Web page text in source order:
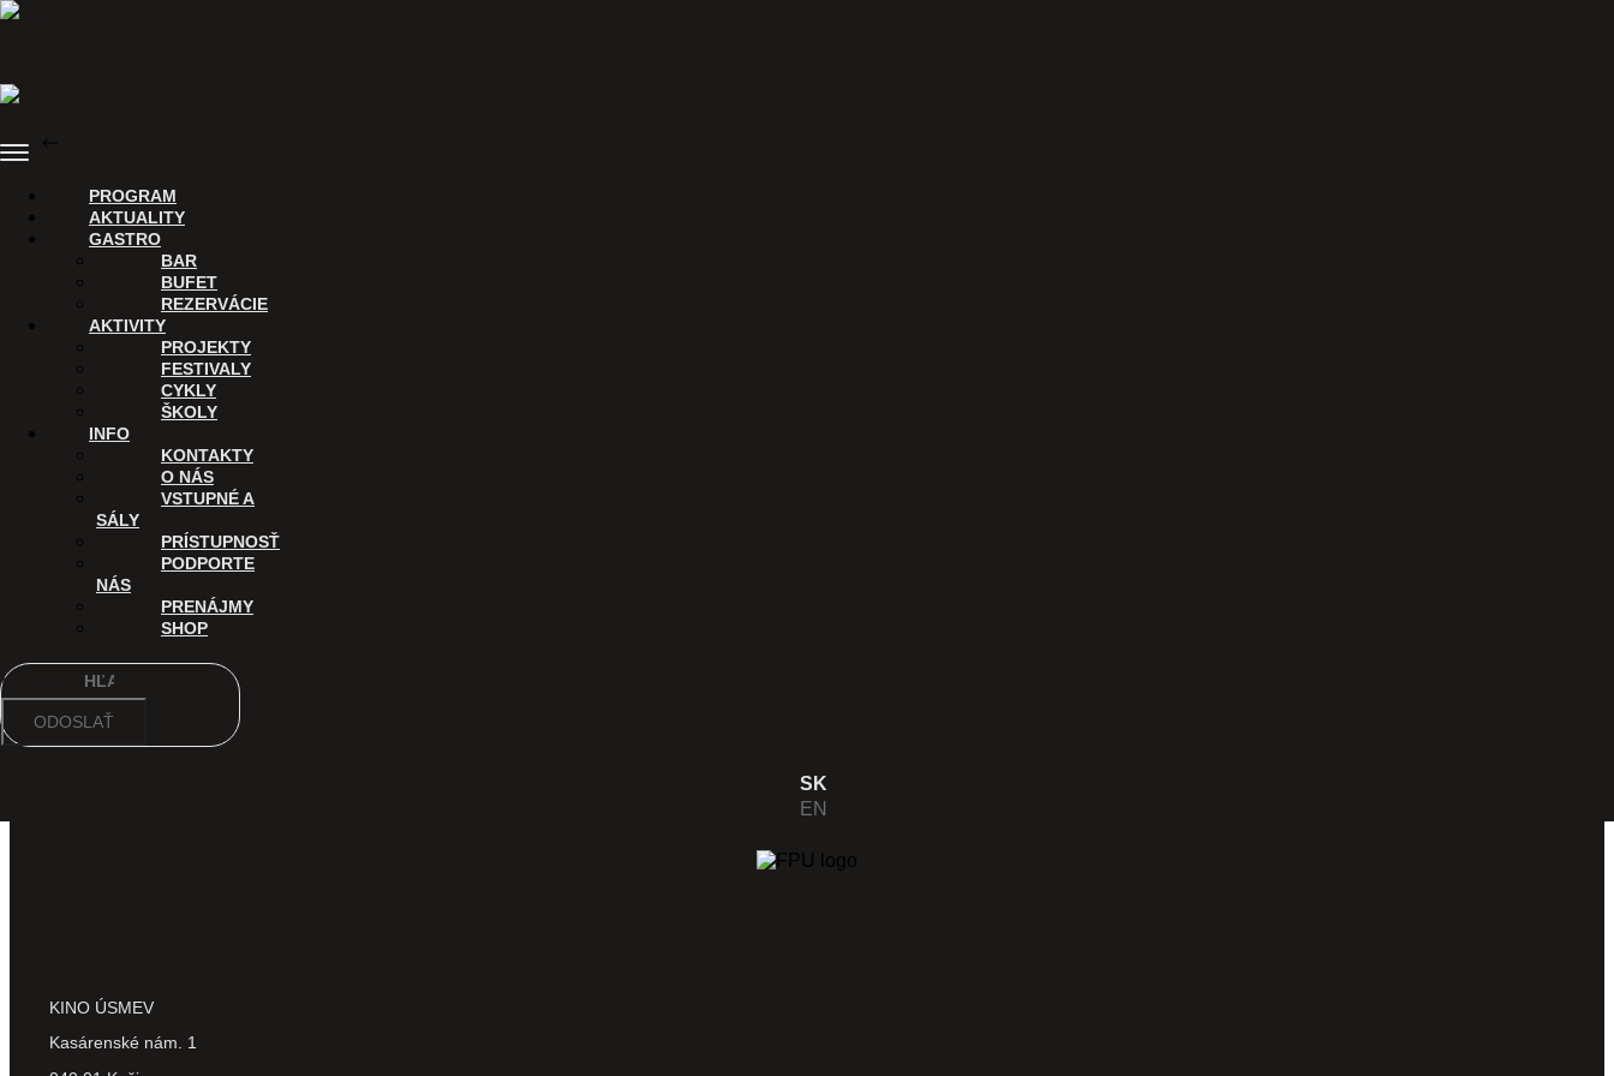
Preskočiť
Menu
PROGRAM
AKTUALITY
GASTRO
BAR
BUFET
REZERVÁCIE
AKTIVITY
PROJEKTY
FESTIVALY
CYKLY
ŠKOLY
INFO
KONTAKTY
O NÁS
VSTUPNÉ A
SÁLY
PRÍSTUPNOSŤ
PODPORTE
NÁS
PRENÁJMY
SHOP
Hľadať
ODOSLAŤ
SK
EN
Nákup vstupeniek
ĎAKUJEME
Digitalizáciu Kina Úsmev a uvádzanie filmov v tomto kine podporuje
KINO ÚSMEV
Kasárenské nám. 1